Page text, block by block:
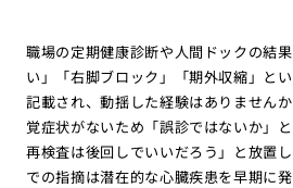
職場の定期健康診断や人間ドックの結
い」「右脚ブロック」「期外収縮」と
記載され、動揺した経験はありません
覚症状がないため「誤診ではないか」
再検査は後回しでいいだろう」と放置
での指摘は潜在的な心臓疾患を早期に